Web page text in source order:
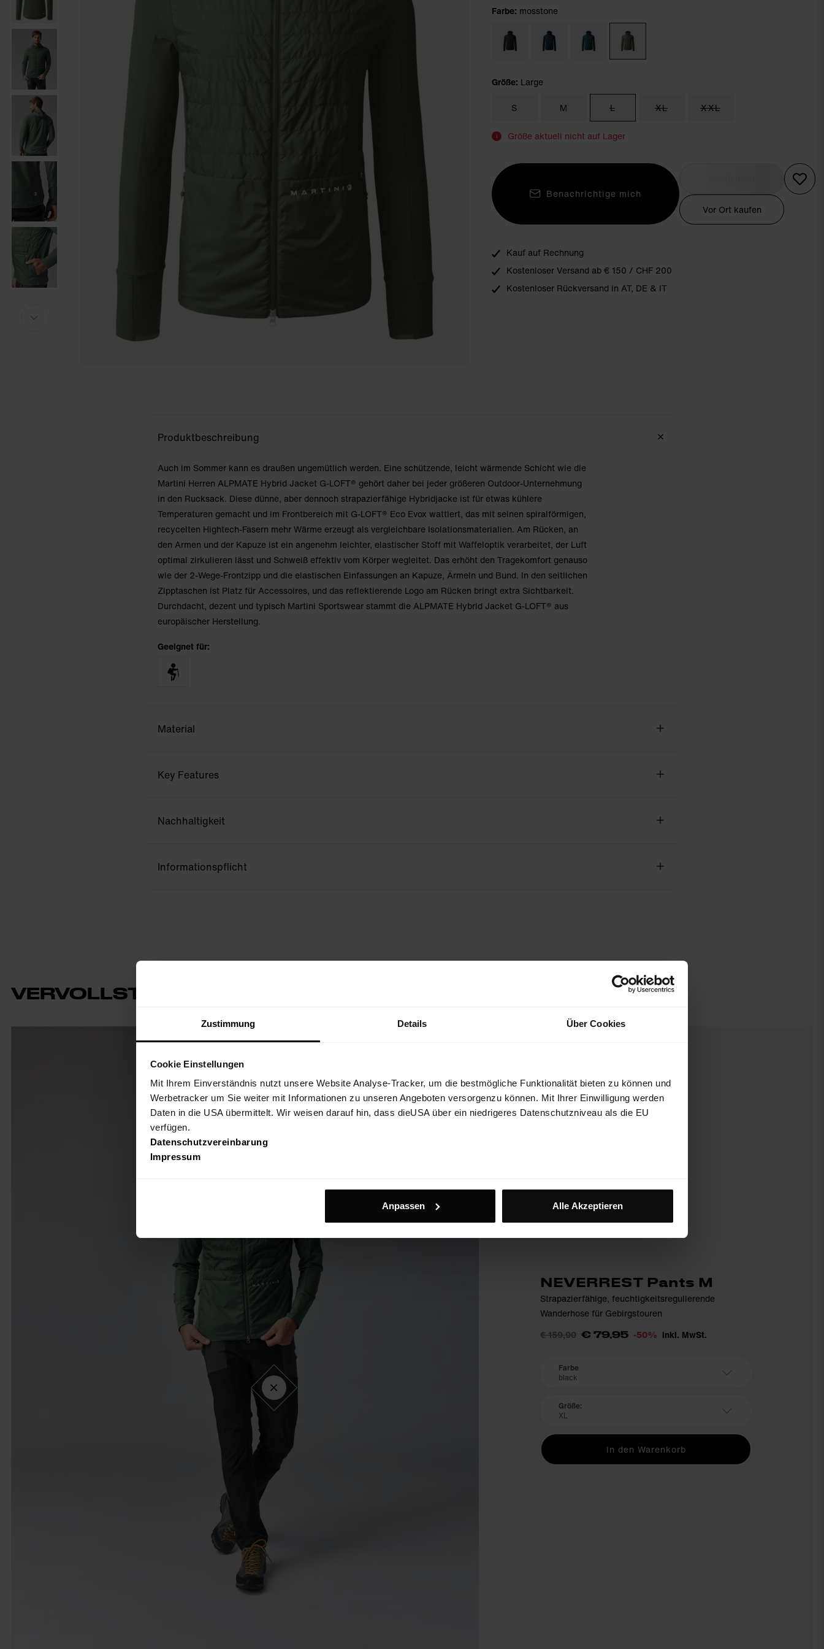
Zustimmung Details Über Cookies
Cookie Einstellungen
Mit Ihrem Einverständnis nutzt unsere Website Analyse-Tracker, um die bestmögliche Funktionalität bieten zu können und
Werbetracker um Sie weiter mit Informationen zu unseren Angeboten versorgenzu können. Mit Ihrer Einwilligung werden
Daten in die USA übermittelt. Wir weisen darauf hin, dass dieUSA über ein niedrigeres Datenschutzniveau als die EU
verfügen.
Datenschutzvereinbarung
Impressum
Anpassen Alle Akzeptieren
Farbe: mosstone
Größe: Large
S
M L XL XXL
i Größe aktuell nicht auf Lager
Benachrichtige mich
Vor Ort kaufen
Kauf auf Rechnung
Kostenloser Versand ab € 150 / CHF 200
Kostenloser Rückversand in AT, DE & IT
Produktbeschreibung
Auch im Sommer kann es draußen ungemütlich werden. Eine schützende, leicht wärmende Schicht wie die
Martini Herren ALPMATE Hybrid Jacket G-LOFT® gehört daher bei jeder größeren Outdoor-Unternehmung
in den Rucksack. Diese dünne, aber dennoch strapazierfähige Hybridjacke ist für etwas kühlere
Temperaturen gemacht und im Frontbereich mit G-LOFT® Eco Evox wattiert, das mit seinen spiralförmigen,
recycelten Hightech-Fasern mehr Wärme erzeugt als vergleichbare Isolationsmaterialien. Am Rücken, an
den Armen und der Kapuze ist ein angenehm leichter, elastischer Stoff mit Waffeloptik verarbeitet, der Luft
optimal zirkulieren lässt und Schweiß effektiv vom Körper wegleitet. Das erhöht den Tragekomfort genauso
wie der 2-Wege-Frontzipp und die elastischen Einfassungen an Kapuze, Ärmeln und Bund. In den seitlichen
Zipptaschen ist Platz für Accessoires, und das reflektierende Logo am Rücken bringt extra Sichtbarkeit.
Durchdacht, dezent und typisch Martini Sportswear stammt die ALPMATE Hybrid Jacket G-LOFT® aus
europäischer Herstellung.
Geeignet für:
Material
Key Features
Nachhaltigkeit
Informationspflicht
VERVOLLSTÄNDIGE DEIN OUTFIT
NEVERREST Pants M
Strapazierfähige, feuchtigkeitsregulierende
Wanderhose für Gebirgstouren
€ 159,90 € 79,95 -50% inkl. MwSt.
Farbe
black
Größe:
XL
In den Warenkorb